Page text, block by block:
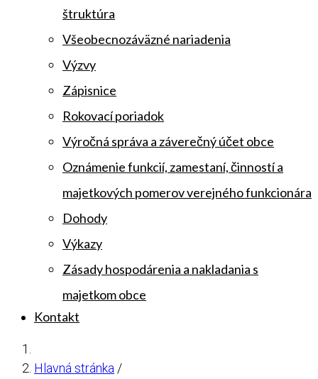
štruktúra
Všeobecnozáväzné nariadenia
Výzvy
Zápisnice
Rokovací poriadok
Výročná správa a záverečný účet obce
Oznámenie funkcií, zamestaní, činností a
majetkových pomerov verejného funkcionára
Dohody
Výkazy
Zásady hospodárenia a nakladania s
majetkom obce
Kontakt
Hlavná stránka /